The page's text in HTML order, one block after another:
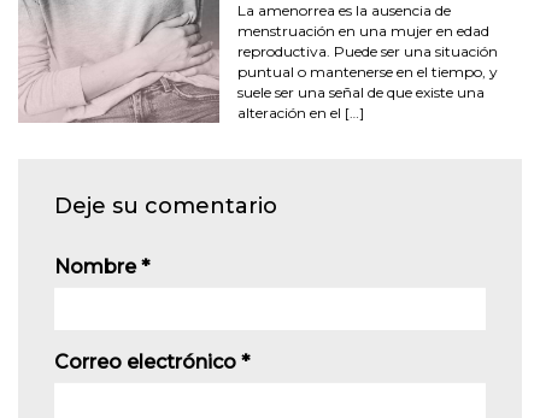
La amenorrea es la ausencia de
menstruación en una mujer en edad
reproductiva. Puede ser una situación
puntual o mantenerse en el tiempo, y
suele ser una señal de que existe una
alteración en el […]
Deje su comentario
Nombre*
Correo electrónico *